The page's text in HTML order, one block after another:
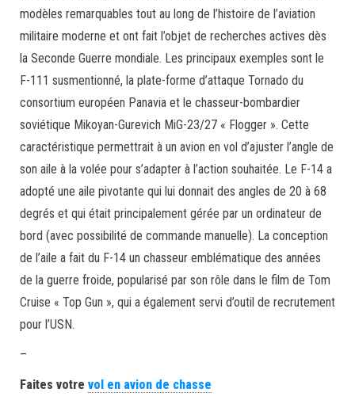
modèles remarquables tout au long de l’histoire de l’aviation
militaire moderne et ont fait l’objet de recherches actives dès
la Seconde Guerre mondiale. Les principaux exemples sont le
F-111 susmentionné, la plate-forme d’attaque Tornado du
consortium européen Panavia et le chasseur-bombardier
soviétique Mikoyan-Gurevich MiG-23/27 « Flogger ». Cette
caractéristique permettrait à un avion en vol d’ajuster l’angle de
son aile à la volée pour s’adapter à l’action souhaitée. Le F-14 a
adopté une aile pivotante qui lui donnait des angles de 20 à 68
degrés et qui était principalement gérée par un ordinateur de
bord (avec possibilité de commande manuelle). La conception
de l’aile a fait du F-14 un chasseur emblématique des années
de la guerre froide, popularisé par son rôle dans le film de Tom
Cruise « Top Gun », qui a également servi d’outil de recrutement
pour l’USN.
–
Faites votre vol en avion de chasse